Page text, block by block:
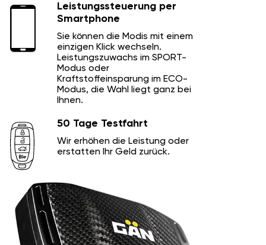
Leistungssteuerung per
Smartphone
Sie können die Modis mit einem
einzigen Klick wechseln.
Leistungszuwachs im SPORT-
Modus oder
Kraftstoffeinsparung im ECO-
Modus, die Wahl liegt ganz bei
Ihnen.
50 Tage Testfahrt
Wir erhöhen die Leistung oder
erstatten Ihr Geld zurück.